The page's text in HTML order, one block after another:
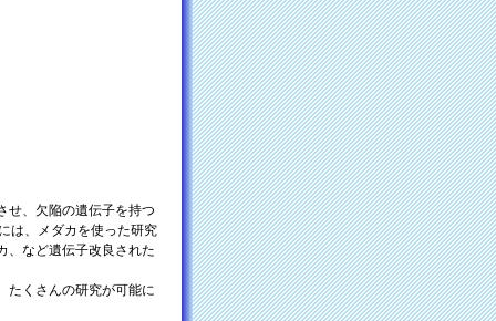
せ、欠陥の遺伝子を持つ
は、メダカを使った研究
、など遺伝子改良された
たくさんの研究が可能に